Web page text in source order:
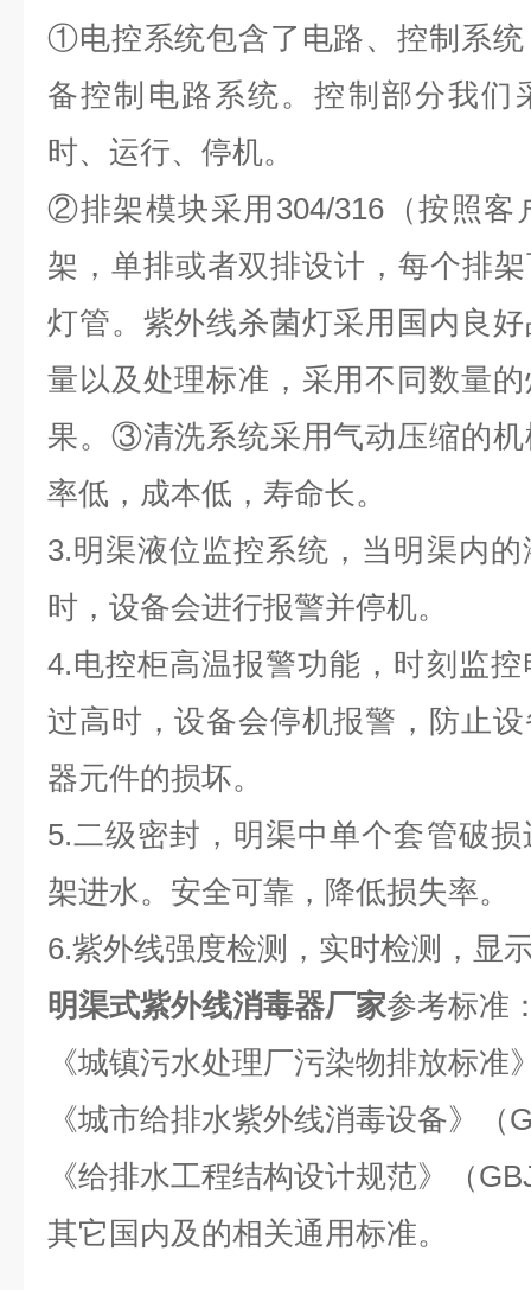
①电控系统包含了电路、控制系
备控制电路系统。控制部分我们
时、运行、停机。
②排架模块采用304/316（按照客
架，单排或者双排设计，每个排
灯管。紫外线杀菌灯采用国内良
量以及处理标准，采用不同数量
果。③清洗系统采用气动压缩的
率低，成本低，寿命长。
3.明渠液位监控系统，当明渠内
时，设备会进行报警并停机。
4.电控柜高温报警功能，时刻监
过高时，设备会停机报警，防止
器元件的损坏。
5.二级密封，明渠中单个套管破
架进水。安全可靠，降低损失率。
6.紫外线强度检测，实时检测，显
明渠式紫外线消毒器厂家参考标准
《城镇污水处理厂污染物排放标准
《城市给排水紫外线消毒设备》（
《给排水工程结构设计规范》（
其它国内及的相关通用标准。